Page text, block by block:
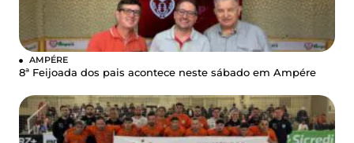
AMPÉRE
8ª Feijoada dos pais acontece neste sábado em Ampére